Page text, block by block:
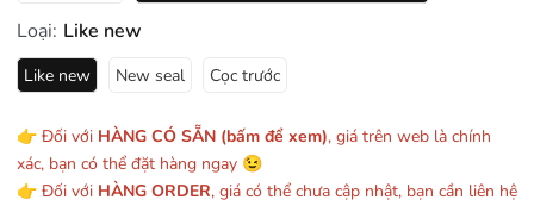
Loại: Like new
Like new New seal Cọc trước
👉 Đối với HÀNG CÓ SẴN (bấm để xem), giá trên web là chính
xác, bạn có thể đặt hàng ngay 😉
👉 Đối với HÀNG ORDER, giá có thể chưa cập nhật, bạn cần liên hệ